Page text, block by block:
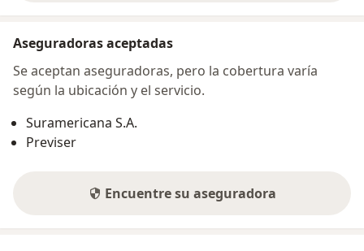
Aseguradoras aceptadas
Se aceptan aseguradoras, pero la cobertura varía
según la ubicación y el servicio.
Suramericana S.A.
Previser
Encuentre su aseguradora